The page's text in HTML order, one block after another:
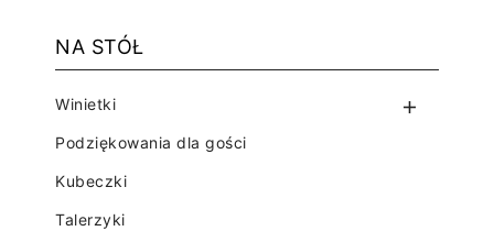
NA STÓŁ
Winietki 
Podziękowania dla gości
Kubeczki
Talerzyki